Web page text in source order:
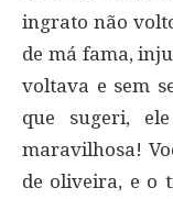
ingrato não
de má fama,
voltava e sem
que sugeri,
maravilhosa!
de oliveira, e o